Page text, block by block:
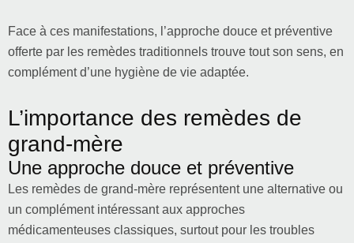
Face à ces manifestations, l’approche douce et préventive
offerte par les remèdes traditionnels trouve tout son sens, en
complément d’une hygiène de vie adaptée.
L’importance des remèdes de
grand-mère
Une approche douce et préventive
Les remèdes de grand-mère représentent une alternative ou
un complément intéressant aux approches
médicamenteuses classiques, surtout pour les troubles